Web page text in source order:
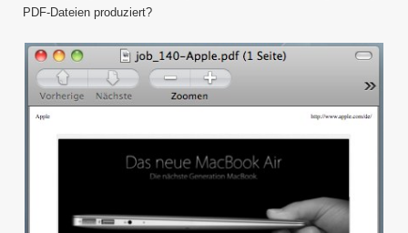
PDF-Dateien produziert?